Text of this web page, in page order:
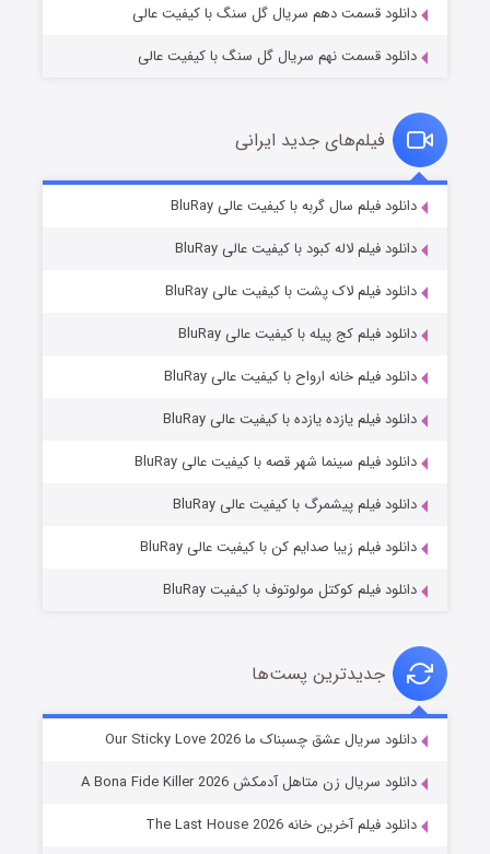
قسمت6 (زیرنویس) منتشر شد
شوهر
دانلود قسمت دهم سریال گل سنگ با کیفیت عالی
دانلود قسمت نهم سریال گل سنگ با کیفیت عالی
فیلم‌های جدید ایرانی
دانلود فیلم سال گربه با کیفیت عالی BluRay
دانلود فیلم لاله کبود با کیفیت عالی BluRay
دانلود فیلم لاک پشت با کیفیت عالی BluRay
دانلود فیلم کج‌ پیله با کیفیت عالی BluRay
دانلود فیلم خانه ارواح با کیفیت عالی BluRay
دانلود فیلم یازده یازده با کیفیت عالی BluRay
دانلود فیلم سینما شهر قصه با کیفیت عالی BluRay
دانلود فیلم پیشمرگ با کیفیت عالی BluRay
دانلود فیلم زیبا صدایم کن با کیفیت عالی BluRay
دانلود فیلم کوکتل مولوتوف با کیفیت BluRay
جدیدترین پست‌ها
دانلود سریال عشق چسبناک ما Our Sticky Love 2026
دانلود سریال زن متاهل آدمکش A Bona Fide Killer 2026
دانلود فیلم آخرین خانه The Last House 2026